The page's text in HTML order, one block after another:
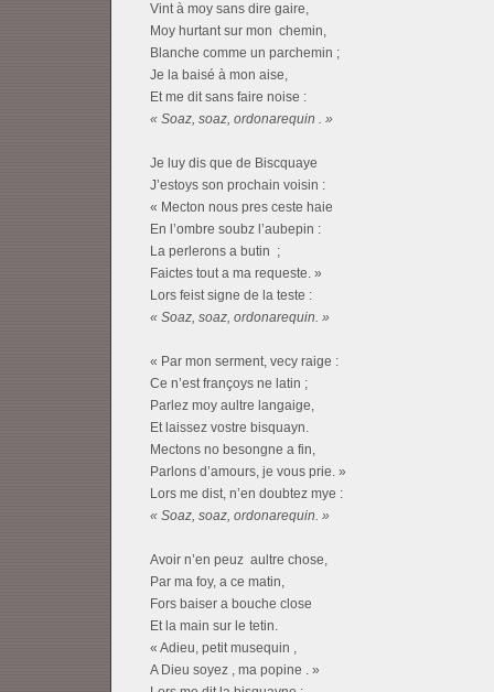
Vint à moy sans dire gaire,
Moy hurtant sur mon chemin,
Blanche comme un parchemin ;
Je la baisé à mon aise,
Et me dit sans faire noise :
« Soaz, soaz, ordonarequin . »
Je luy dis que de Biscquaye
J’estoys son prochain voisin :
« Mecton nous pres ceste haie
En l’ombre soubz l’aubepin :
La perlerons a butin ;
Faictes tout a ma requeste. »
Lors feist signe de la teste :
« Soaz, soaz, ordonarequin. »
« Par mon serment, vecy raige :
Ce n’est françoys ne latin ;
Parlez moy aultre langaige,
Et laissez vostre bisquayn.
Mectons no besongne a fin,
Parlons d’amours, je vous prie. »
Lors me dist, n’en doubtez mye :
« Soaz, soaz, ordonarequin. »
Avoir n’en peuz aultre chose,
Par ma foy, a ce matin,
Fors baiser a bouche close
Et la main sur le tetin.
« Adieu, petit musequin ,
A Dieu soyez , ma popine . »